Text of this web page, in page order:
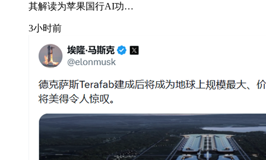
其解读为苹果国行AI功…
3小时前